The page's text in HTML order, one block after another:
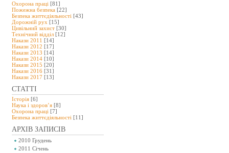
Охорона праці [81]
Пожежна безпека [22]
Безпека життєдіяльності [43]
Дорожній рух [15]
Цивільний захист [30]
Технічний відділ [12]
Накази 2011 [14]
Накази 2012 [17]
Накази 2013 [14]
Накази 2014 [10]
Накази 2015 [20]
Накази 2016 [31]
Накази 2017 [13]
СТАТТІ
Історія [6]
Наука і здоров’я [8]
Охорона праці [7]
Безпeка життєдіяльності [11]
АРХІВ ЗАПИСІВ
2010 Грудень
2011 Січень